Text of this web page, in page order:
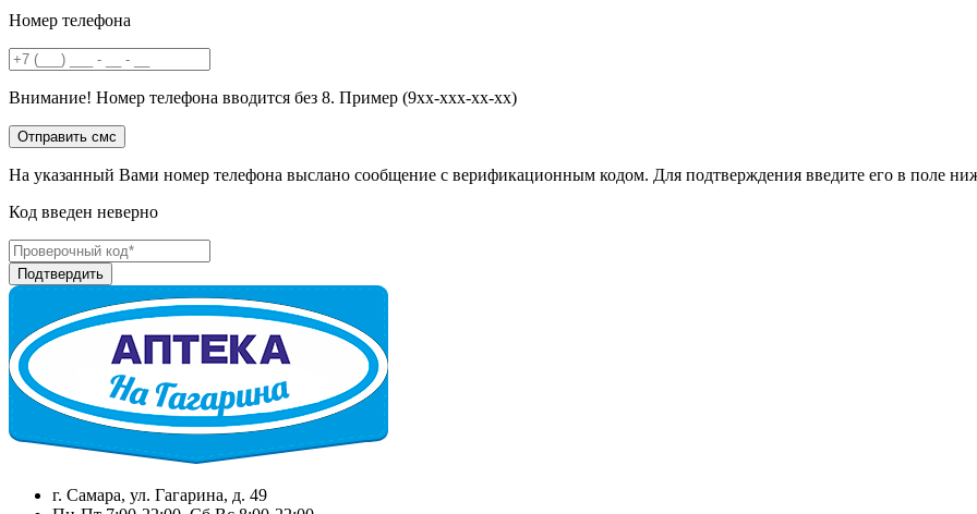
Номер телефона
Внимание! Номер телефона вводится без 8. Пример (9хх-ххх-хх-хх)
На указанный Вами номер телефона выслано сообщение с верификационным кодом. Для подтверждения введите его в поле
Код введен неверно
г. Самара, ул. Гагарина, д. 49